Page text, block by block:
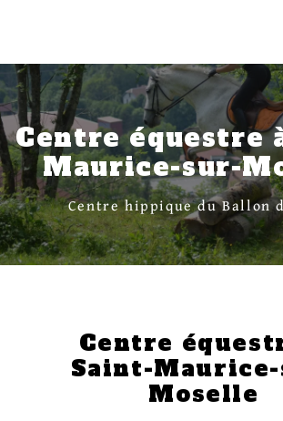
Centre équestre
Maurice-sur-
Centre hippique du Ballon
Centre
Saint-
Moselle